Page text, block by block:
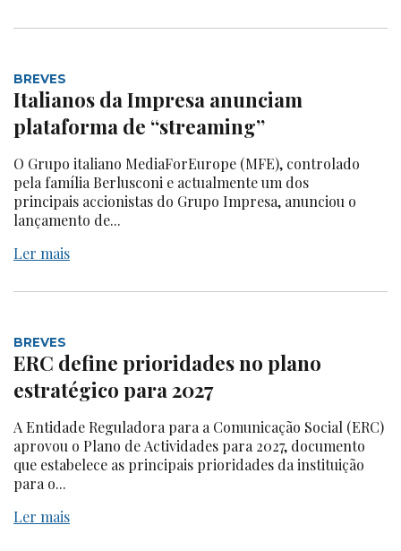
BREVES
Italianos da Impresa anunciam
plataforma de “streaming”
O Grupo italiano MediaForEurope (MFE), controlado
pela família Berlusconi e actualmente um dos
principais accionistas do Grupo Impresa, anunciou o
lançamento de...
Ler mais
BREVES
ERC define prioridades no plano
estratégico para 2027
A Entidade Reguladora para a Comunicação Social (ERC)
aprovou o Plano de Actividades para 2027, documento
que estabelece as principais prioridades da instituição
para o...
Ler mais